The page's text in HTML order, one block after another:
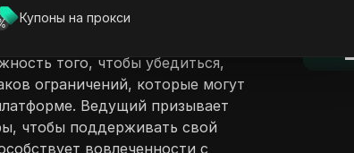
Купоны на прокси
пользователи могут
того, чтобы убедиться,
ограничений, которые могут
Ведущий призывает
чтобы поддерживать свой
вовлеченности с